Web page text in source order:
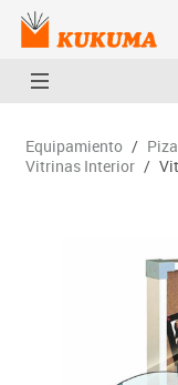
Equipamiento /
Vitrinas Interior /